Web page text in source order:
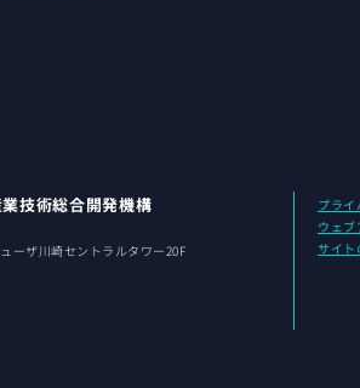
技術総合開発機構
ーザ川崎セントラルタワー20F
プライ
ウェブ
サイト